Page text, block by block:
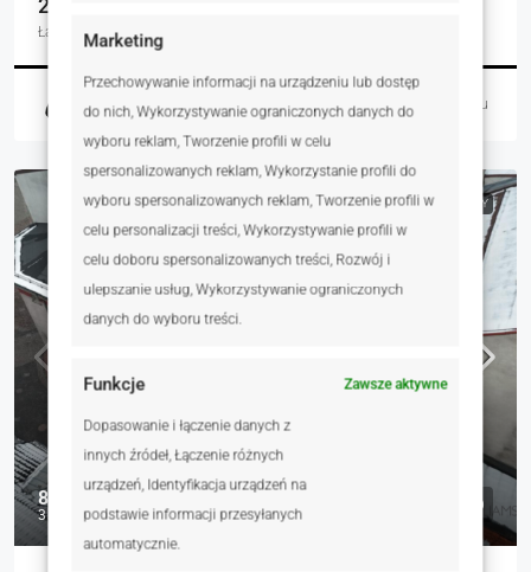
Marketing
Przechowywanie informacji na urządzeniu lub dostęp
do nich, Wykorzystywanie ograniczonych danych do
wyboru reklam, Tworzenie profili w celu
spersonalizowanych reklam, Wykorzystanie profili do
wyboru spersonalizowanych reklam, Tworzenie profili w
celu personalizacji treści, Wykorzystywanie profili w
celu doboru spersonalizowanych treści, Rozwój i
ulepszanie usług, Wykorzystywanie ograniczonych
danych do wyboru treści.
Funkcje Zawsze aktywne
Dopasowanie i łączenie danych z
innych źródeł, Łączenie różnych
urządzeń, Identyfikacja urządzeń na
podstawie informacji przesyłanych
automatycznie.
2
Łazienki Garaże
Justyna Jamroży 6 dni temu
NA SPRZEDAŻ RYNEK WTÓRNY
850 000 zł
3 069 zł